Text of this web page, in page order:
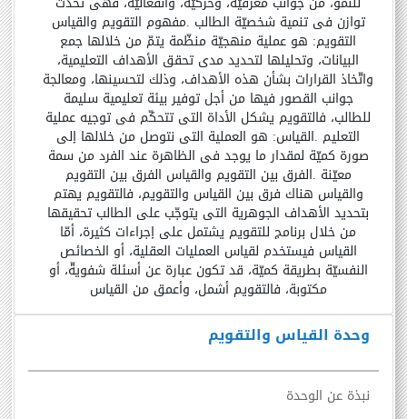
وحدة القياس والتقويم
نبذة عن الوحدة
توازن في تنمية شخصيّة الطالب .مفهوم التقويم والقياس
التقويم: هو عملية منهجيّة منظّمة يتمّ من خلالها جمع
البيانات، وتحليلها لتحديد مدى تحقق الأهداف التعليمية،
واتّخاذ القرارات بشأن هذه الأهداف، وذلك لتحسينها، ومعالجة
جوانب القصور فيها من أجل توفير بيئة تعليمية سليمة
للطالب، فالتقويم يشكل الأداة التي تتحكّم في توجيه عملية
التعليم .القياس: هو العملية التي نتوصل من خلالها إلى
صورة كميّة لمقدار ما يوجد في الظاهرة عند الفرد من سمة
معيّنة .الفرق بين التقويم والقياس الفرق بين التقويم
والقياس هناك فرق بين القياس والتقويم، فالتقويم يهتم
بتحديد الأهداف الجوهرية التي يتوجّب على الطالب تحقيقها
من خلال برنامج للتقويم يشتمل على إجراءات كثيرة، أمّا
القياس فيستخدم لقياس العمليات العقلية، أو الخصائص
النفسيّة بطريقة كميّة، قد تكون عبارة عن أسئلة شفويةّ، أو
مكتوبة، فالتقويم أشمل، وأعمق من القياس